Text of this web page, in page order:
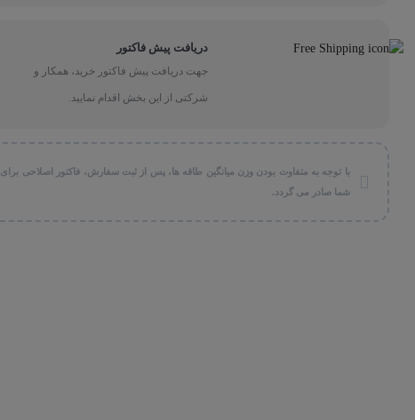
دریافت پیش فاکتور
جهت دریافت پیش فاکتور خرید، همکار و
شرکتی از این بخش اقدام نمایید.
با توجه به متفاوت بودن وزن میانگین طاقه ها، پس از ثبت سفارش، فاکتور اصلاحی برای
شما صادر می گردد.